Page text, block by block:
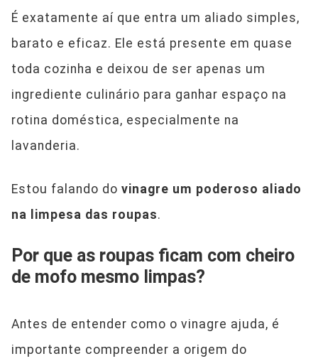
É exatamente aí que entra um aliado simples,
barato e eficaz. Ele está presente em quase
toda cozinha e deixou de ser apenas um
ingrediente culinário para ganhar espaço na
rotina doméstica, especialmente na
lavanderia.
Estou falando do vinagre um poderoso aliado
na limpesa das roupas.
Por que as roupas ficam com cheiro
de mofo mesmo limpas?
Antes de entender como o vinagre ajuda, é
importante compreender a origem do